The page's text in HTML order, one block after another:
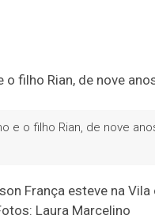
e o filho Rian, de nove